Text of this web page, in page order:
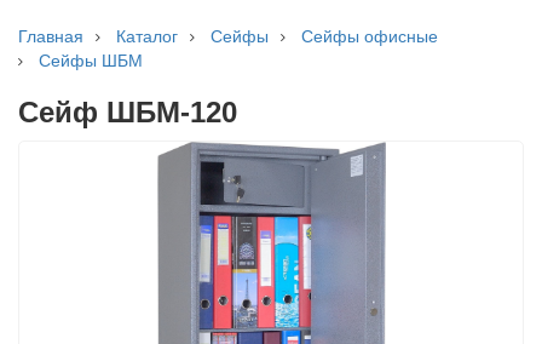
Главная Каталог Сейфы
Сейфы офисные
Сейфы ШБМ
Сейф ШБМ-120